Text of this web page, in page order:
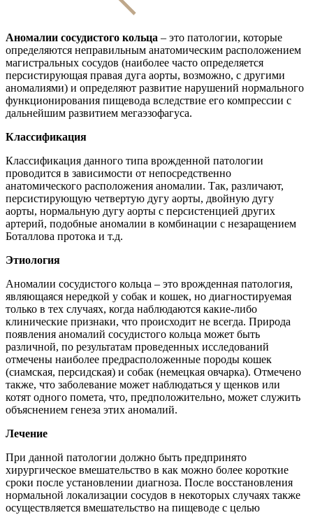
Аномалии сосудистого кольца – это патологии, которые
определяются неправильным анатомическим расположением
магистральных сосудов (наиболее часто определяется
персистирующая правая дуга аорты, возможно, с другими
аномалиями) и определяют развитие нарушений нормального
функционирования пищевода вследствие его компрессии с
дальнейшим развитием мегаэзофагуса.
Классификация
Классификация данного типа врожденной патологии
проводится в зависимости от непосредственно
анатомического расположения аномалии. Так, различают,
персистирующую четвертую дугу аорты, двойную дугу
аорты, нормальную дугу аорты с персистенцией других
артерий, подобные аномалии в комбинации с незаращением
Боталлова протока и т.д.
Этиология
Аномалии сосудистого кольца – это врожденная патология,
являющаяся нередкой у собак и кошек, но диагностируемая
только в тех случаях, когда наблюдаются какие-либо
клинические признаки, что происходит не всегда. Природа
появления аномалий сосудистого кольца может быть
различной, по результатам проведенных исследований
отмечены наиболее предрасположенные породы кошек
(сиамская, персидская) и собак (немецкая овчарка). Отмечено
также, что заболевание может наблюдаться у щенков или
котят одного помета, что, предположительно, может служить
объяснением генеза этих аномалий.
Лечение
При данной патологии должно быть предпринято
хирургическое вмешательство в как можно более короткие
сроки после установлении диагноза. После восстановления
нормальной локализации сосудов в некоторых случаях также
осуществляется вмешательство на пищеводе с целью